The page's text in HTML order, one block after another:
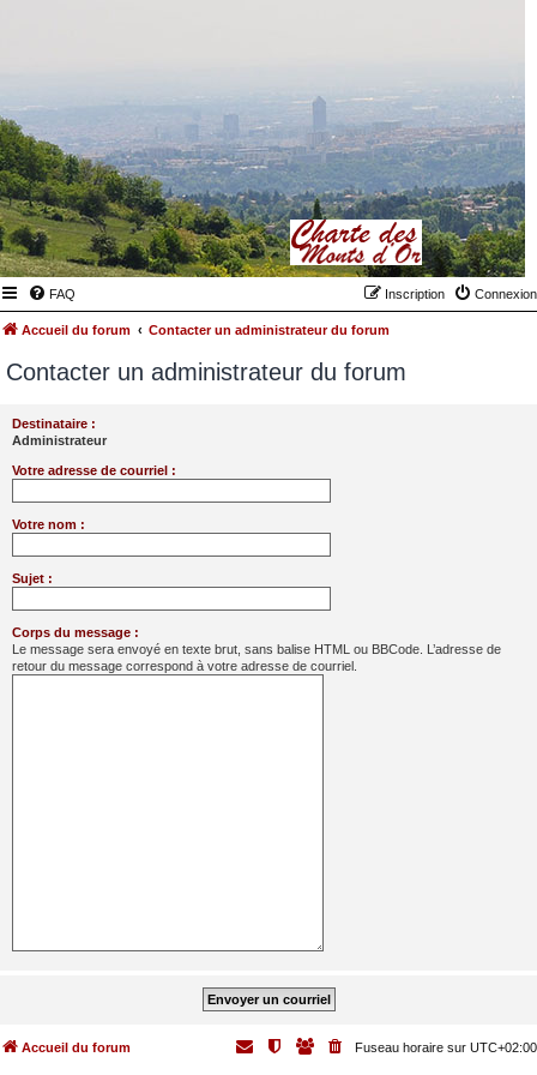
FAQ Connexion
Inscription
Accueil du forum Contacter un administrateur du forum
Contacter un administrateur du forum
Destinataire :
Administrateur
Votre adresse de courriel :
Votre nom :
Sujet :
Corps du message :
Le message sera envoyé en texte brut, sans balise HTML ou BBCode. L’adresse de
retour du message correspond à votre adresse de courriel.
Accueil du forum Fuseau horaire sur UTC+02:00